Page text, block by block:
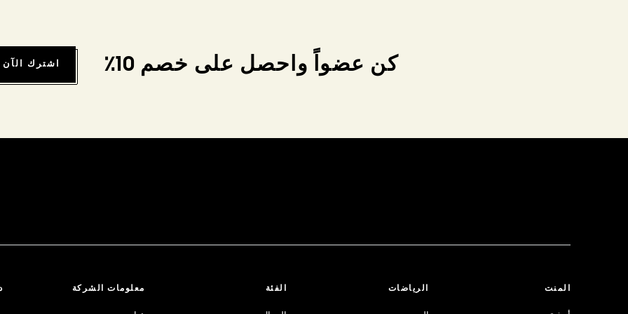
كن عضواً واحصل على خصم 10٪ اشترك الآن
المنت الرياضات الفئة معلومات الشركة